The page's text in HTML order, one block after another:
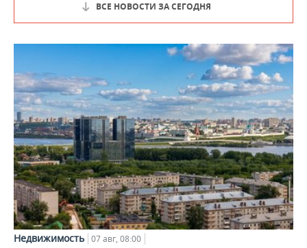
ВСЕ НОВОСТИ ЗА СЕГОДНЯ
Недвижимость 07 авг, 08:00